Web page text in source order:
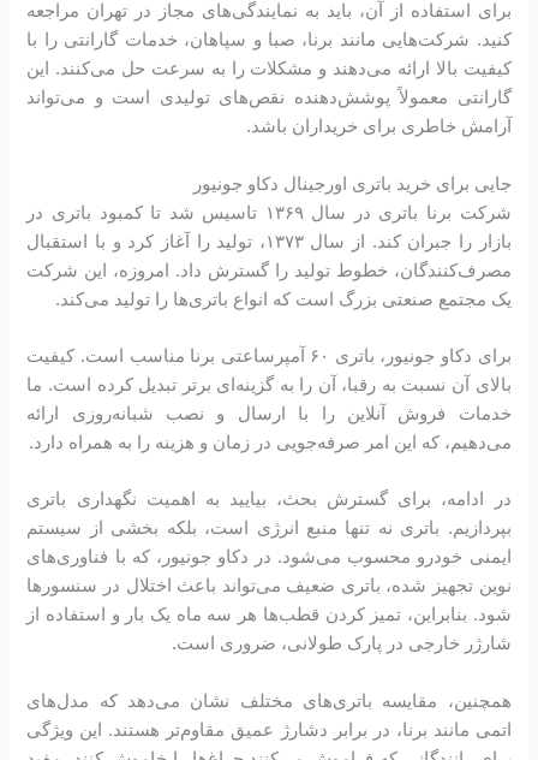
برای استفاده از آن، باید به نمایندگی‌های مجاز در تهران مراجعه
کنید. شرکت‌هایی مانند برنا، صبا و سپاهان، خدمات گارانتی را با
کیفیت بالا ارائه می‌دهند و مشکلات را به سرعت حل می‌کنند. این
گارانتی معمولاً پوشش‌دهنده نقص‌های تولیدی است و می‌تواند
آرامش خاطری برای خریداران باشد.
جایی برای خرید باتری اورجینال دکاو جونیور
شرکت برنا باتری در سال ۱۳۶۹ تاسیس شد تا کمبود باتری در
بازار را جبران کند. از سال ۱۳۷۳، تولید را آغاز کرد و با استقبال
مصرف‌کنندگان، خطوط تولید را گسترش داد. امروزه، این شرکت
یک مجتمع صنعتی بزرگ است که انواع باتری‌ها را تولید می‌کند.
برای دکاو جونیور، باتری ۶۰ آمپرساعتی برنا مناسب است. کیفیت
بالای آن نسبت به رقبا، آن را به گزینه‌ای برتر تبدیل کرده است. ما
خدمات فروش آنلاین را با ارسال و نصب شبانه‌روزی ارائه
می‌دهیم، که این امر صرفه‌جویی در زمان و هزینه را به همراه دارد.
در ادامه، برای گسترش بحث، بیایید به اهمیت نگهداری باتری
بپردازیم. باتری نه تنها منبع انرژی است، بلکه بخشی از سیستم
ایمنی خودرو محسوب می‌شود. در دکاو جونیور، که با فناوری‌های
نوین تجهیز شده، باتری ضعیف می‌تواند باعث اختلال در سنسورها
شود. بنابراین، تمیز کردن قطب‌ها هر سه ماه یک بار و استفاده از
شارژر خارجی در پارک طولانی، ضروری است.
همچنین، مقایسه باتری‌های مختلف نشان می‌دهد که مدل‌های
اتمی مانند برنا، در برابر دشارژ عمیق مقاوم‌تر هستند. این ویژگی